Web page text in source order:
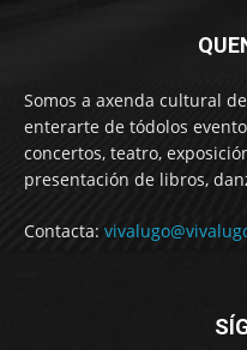
Somos a axenda cultural
enterarte de tódolos
concertos, teatro,
presentación de libros,
Contacta: